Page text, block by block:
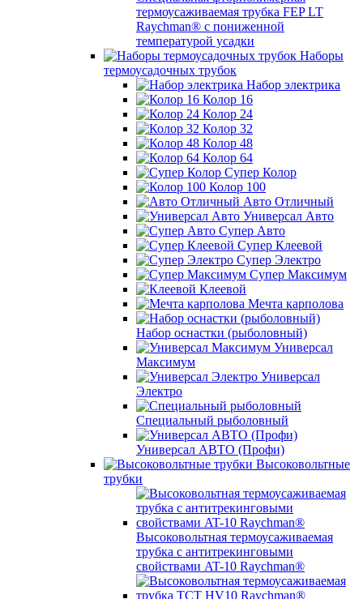
термоусаживаемая трубка FEP LT
Raychman® с пониженной
температурой усадки
Наборы
термоусадочных трубок
Набор электрика
Колор 16
Колор 24
Колор 32
Колор 48
Колор 64
Супер Колор
Колор 100
Авто Отличный
Универсал Авто
Супер Авто
Супер Клеевой
Супер Электро
Супер Максимум
Клеевой
Мечта карполова
Набор оснастки (рыболовный)
Универсал
Максимум
Универсал
Электро
Специальный рыболовный
Универсал АВТО (Профи)
Высоковольтные
трубки
Высоковольтная термоусаживаемая
трубка с антитрекинговыми
свойствами AT-10 Raychman®